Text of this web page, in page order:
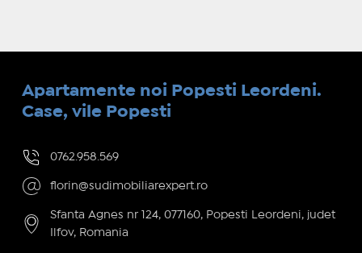
Apartamente noi Popesti Leordeni.
Case, vile Popesti
0762.958.569
florin@sudimobiliarexpert.ro
Sfanta Agnes nr 124, 077160, Popesti Leordeni, judet
Ilfov, Romania